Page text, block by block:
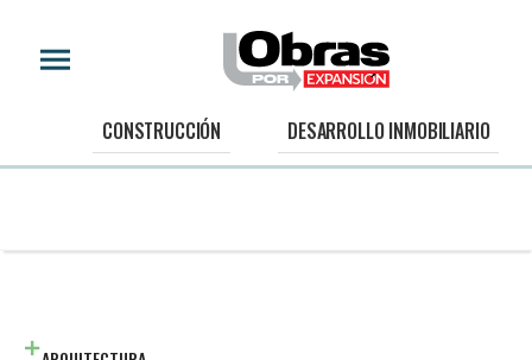
CONSTRUCCIÓN DESARROLLO INMOBILIARIO